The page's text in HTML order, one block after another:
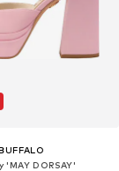
'MAY DORSAY'